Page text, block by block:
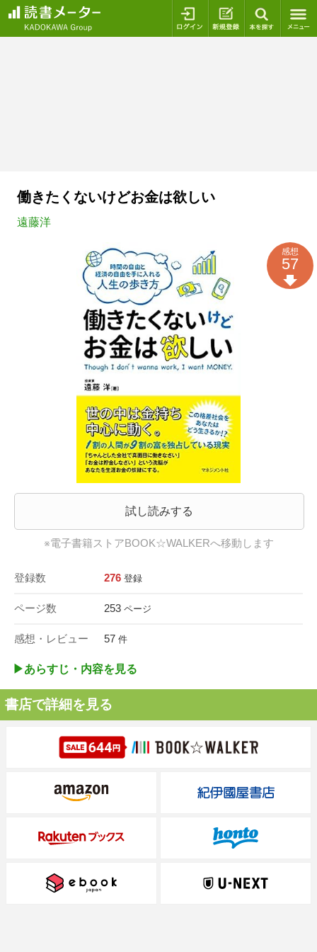
ログイン 新規登録
働きたくないけどお金は欲しい
遠藤洋
試し読みする
※電子書籍ストアBOOK☆WALKERへ移動します
登録数 276 登録
ページ数 253 ページ
感想・レビュー 57 件
感想
57
▶︎あらすじ・内容を見る
書店で詳細を見る